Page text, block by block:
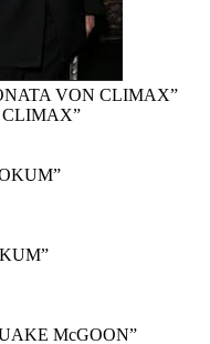
VON CLIMAX”
CLIMAX”
”
”
McGOON”